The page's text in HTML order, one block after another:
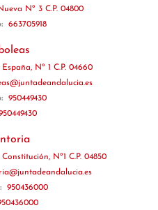
Nº 3 C.P. 04800
663705918
Nº 1 C.P. 04660
950449430
Nº1 C.P. 04850
950436000